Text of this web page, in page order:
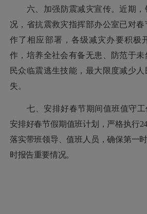
六、加强防震减灾宣传。近期，
况，省抗震救灾指挥部办公室已对
作了相应部署，各级减灾办要积极
作，培养全社会有备无患、防范于
民众临震逃生技能，最大限度减少
失。
七、安排好春节期间值班值守
安排好春节假期值班计划，严格执行
落实带班领导、值班人员 ，确保第一
时报告重要情况。